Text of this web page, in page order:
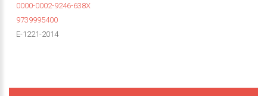
0000-0002-9246-638X
9739995400
E-1221-2014